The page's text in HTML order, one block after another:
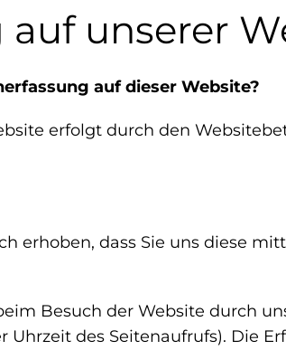
unserer
auf dieser Website?
erfolgt durch den
erhoben, dass Sie uns diese
Besuch der Website durch
des Seitenaufrufs). Die